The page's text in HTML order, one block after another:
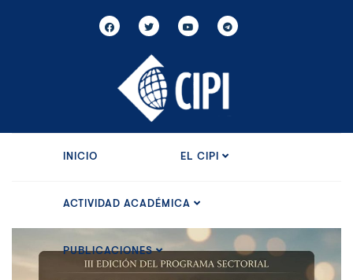
INICIO EL CIPI
ACTIVIDAD ACADÉMICA
PUBLICACIONES